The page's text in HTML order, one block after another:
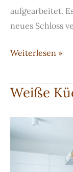
aufgearbeitet.
neues Schloss
Weiß-
Holztür
Weiterlesen »
Weiße